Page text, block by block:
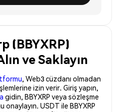
(BBYXRP)
ve Saklayın
, Web3 cüzdanı olmadan
izin verir. Giriş yapın,
gidin, BBYXRP veya sözleşme
onaylayın. USDT ile BBYXRP